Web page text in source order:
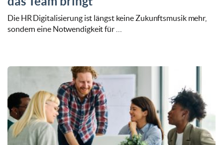
Die HR Digitalisierung ist längst keine Zukunftsmusik mehr,
sondern eine Notwendigkeit für …